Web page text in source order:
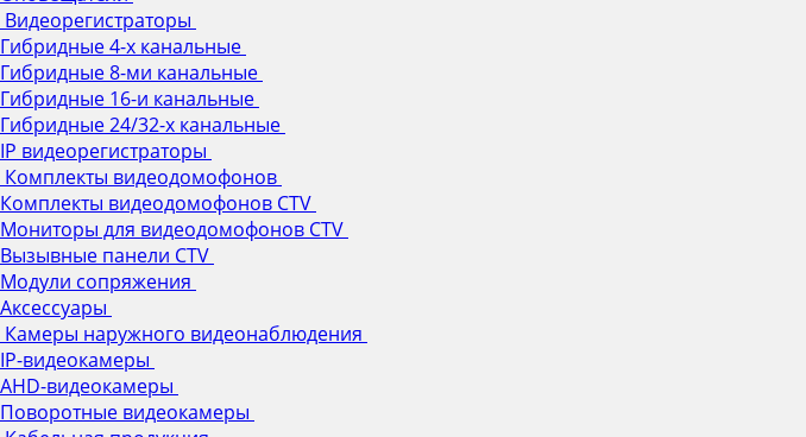
Видеорегистраторы
Гибридные 4-х канальные
Гибридные 8-ми канальные
Гибридные 16-и канальные
Гибридные 24/32-х канальные
IP видеорегистраторы
Комплекты видеодомофонов
Комплекты видеодомофонов CTV
Мониторы для видеодомофонов CTV
Вызывные панели CTV
Модули сопряжения
Аксессуары
Камеры наружного видеонаблюдения
IP-видеокамеры
AHD-видеокамеры
Поворотные видеокамеры